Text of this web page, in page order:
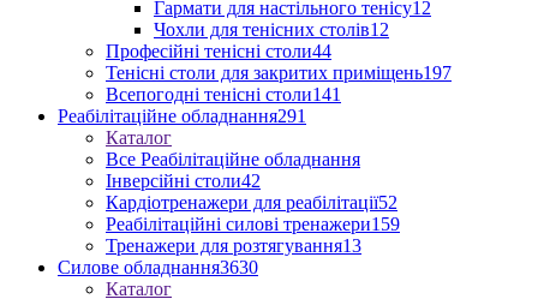
Гармати для настільного тенісу12
Чохли для тенісних столів12
Професійні тенісні столи44
Тенісні столи для закритих приміщень197
Всепогодні тенісні столи141
Реабілітаційне обладнання291
Каталог
Все Реабілітаційне обладнання
Інверсійні столи42
Кардіотренажери для реабілітації52
Реабілітаційні силові тренажери159
Тренажери для розтягування13
Силове обладнання3630
Каталог